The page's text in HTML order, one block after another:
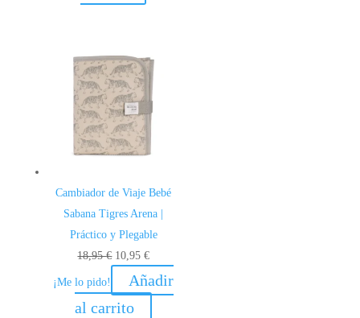
Cambiador de Viaje Bebé
Sabana Tigres Arena |
Práctico y Plegable
18,95€ El
precio
original
10,95€El
precio
actual
¡Me lo pido!
Añadir
al carrito